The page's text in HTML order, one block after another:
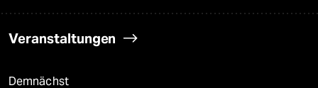
Veranstaltungen
Demnächst